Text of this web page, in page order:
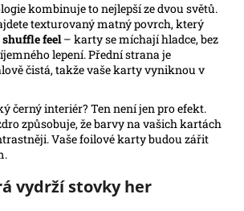
kombinuje to nejlepší ze dvou světů.
texturovaný matný povrch, který
feel– karty se míchají hladce, bez
lepení. Přední strana je
čistá, takže vaše karty vyniknou v
černý interiér? Ten není jen pro efekt.
způsobuje, že barvy na vašich kartách
Vaše foilové karty budou zářit
vydrží stovky her